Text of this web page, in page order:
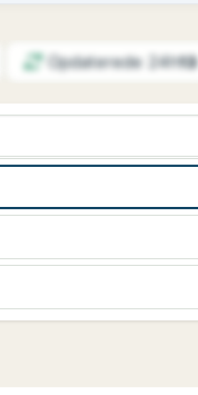
Opdaterede 24h13